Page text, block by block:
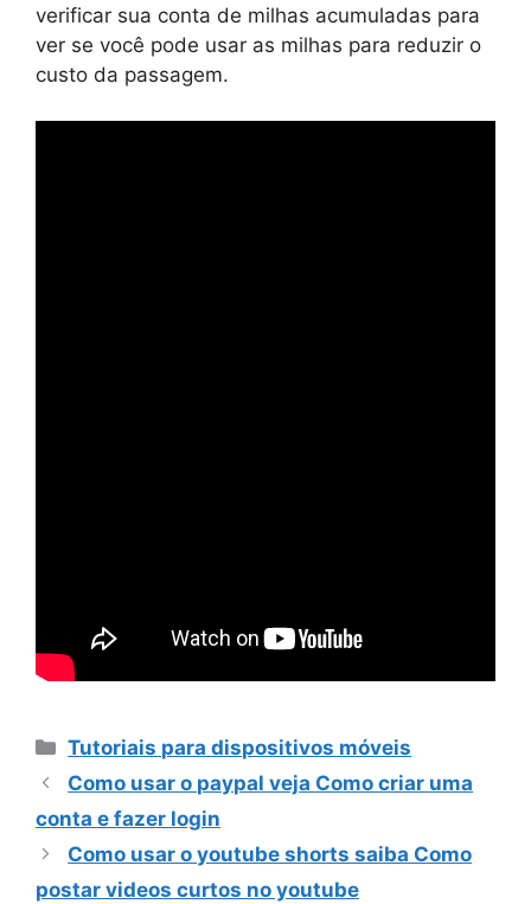
verificar sua conta de milhas acumuladas para
ver se você pode usar as milhas para reduzir o
custo da passagem.
Categorias
Tutoriais para dispositivos móveis
Como usar o paypal veja Como criar uma
conta e fazer login
Como usar o youtube shorts saiba Como
postar videos curtos no youtube